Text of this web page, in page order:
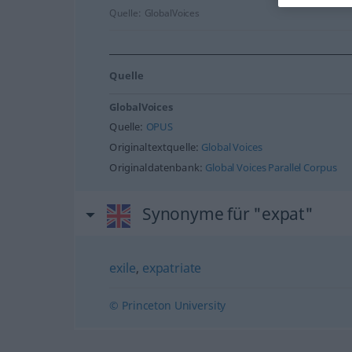
Quelle: GlobalVoices
Quelle
GlobalVoices
Quelle: OPUS
Originaltextquelle: Global Voices
Originaldatenbank: Global Voices Parallel Corpus
Synonyme für "expat"
exile, expatriate
© Princeton University